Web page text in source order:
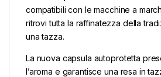
compatibili con le macchine a
ritrovi tutta la raffinatezza della
una tazza.
La nuova capsula autoprotetta
l’aroma e garantisce una resa in